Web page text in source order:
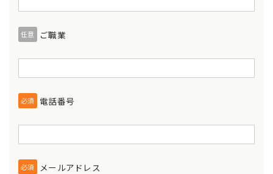
任意 ご職業
必須 電話番号
必須 メールアドレス